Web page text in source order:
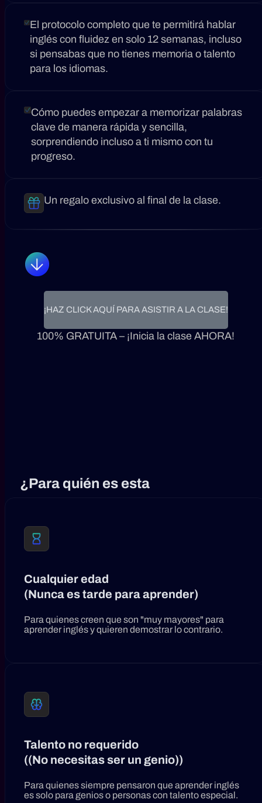
El protocolo completo que te permitirá hablar
inglés con fluidez en solo 12 semanas, incluso
si pensabas que no tienes memoria o talento
para los idiomas.
Cómo puedes empezar a memorizar palabras
clave de manera rápida y sencilla,
sorprendiendo incluso a ti mismo con tu
progreso.
Un regalo exclusivo al final de la clase.
¡HAZ CLICK AQUÍ PARA ASISTIR A LA CLASE!
100% GRATUITA – ¡Inicia la clase AHORA!
¿Para quién es esta
Cualquier edad
(Nunca es tarde para aprender)
Para quienes creen que son "muy mayores" para
aprender inglés y quieren demostrar lo contrario.
Talento no requerido
((No necesitas ser un genio))
Para quienes siempre pensaron que aprender inglés
es solo para genios o personas con talento especial.